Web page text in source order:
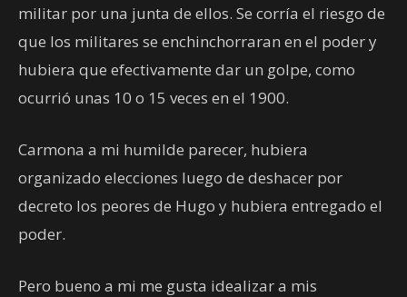
militar por una junta de ellos. Se corría el riesgo de
que los militares se enchinchorraran en el poder y
hubiera que efectivamente dar un golpe, como
ocurrió unas 10 o 15 veces en el 1900.
Carmona a mi humilde parecer, hubiera
organizado elecciones luego de deshacer por
decreto los peores de Hugo y hubiera entregado el
poder.
Pero bueno a mi me gusta idealizar a mis